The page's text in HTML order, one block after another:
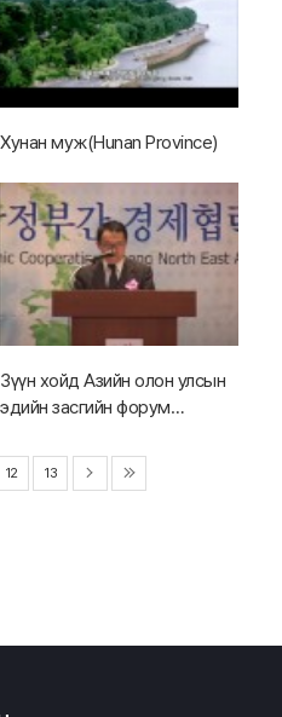
Хунан муж(Hunan Province)
Зүүн хойд Азийн олон улсын
эдийн засгийн форум
Economic Forum Plenary
Session 2)
12 13